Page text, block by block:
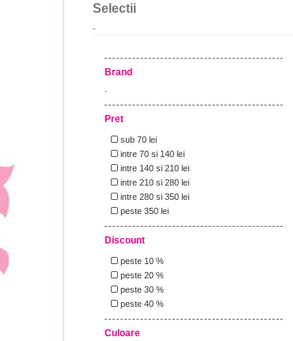
Selectii
-
Brand
-
Pret
sub 70 lei
intre 70 si 140 lei
intre 140 si 210 lei
intre 210 si 280 lei
intre 280 si 350 lei
peste 350 lei
Discount
peste 10 %
peste 20 %
peste 30 %
peste 40 %
Culoare